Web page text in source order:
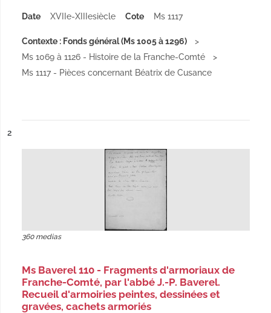
Date XVIIe-XIIIesiècle Cote Ms 1117
Contexte : Fonds général (Ms 1005 à 1296)
Ms 1069 à 1126 - Histoire de la Franche-Comté
Ms 1117 - Pièces concernant Béatrix de Cusance
n°
2
360 medias
Ms Baverel 110 - Fragments d'armoriaux de
Franche-Comté, par l'abbé J.-P. Baverel.
Recueil d'armoiries peintes, dessinées et
gravées, cachets armoriés